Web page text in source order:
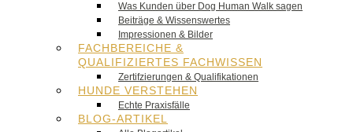
Was Kunden über Dog Human Walk sagen
Beiträge & Wissenswertes
Impressionen & Bilder
FACHBEREICHE &
QUALIFIZIERTES FACHWISSEN
Zertifzierungen & Qualifikationen
HUNDE VERSTEHEN
Echte Praxisfälle
BLOG-ARTIKEL